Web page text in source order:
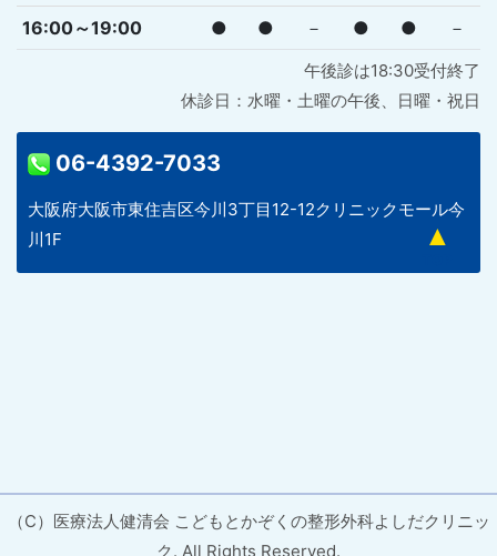
16:00～19:00
● ● － ● ● －
午後診は18:30受付終了
休診日：水曜・土曜の午後、日曜・祝日
06-4392-7033
大阪府大阪市東住吉区今川3丁目12-12クリニックモール今
川1F
（C）医療法人健清会 こどもとかぞくの整形外科よしだクリニッ
ク. All Rights Reserved.